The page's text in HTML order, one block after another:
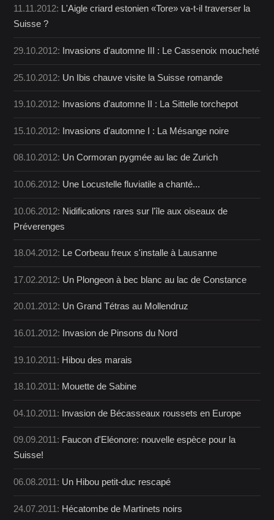
11.11.2012: L'Aigle criard estonien «Tore» va-t-il traverser la
Suisse ?
29.10.2012: Invasions d'automne III : Le Cassenoix moucheté
25.10.2012: Un Ibis chauve visite la Suisse romande
19.10.2012: Invasions d'automne II : La Sittelle torchepot
15.10.2012: Invasions d'automne I : La Mésange noire
08.10.2012: Un Cormoran pygmée au lac de Zurich
10.06.2012: Une Locustelle fluviatile a chanté...
10.06.2012: Nidifications rares sur l'île aux oiseaux de
Préverenges
18.04.2012: Le Corbeau freux s'installe à Lausanne
17.02.2012: Un Plongeon à bec blanc au lac de Constance
20.01.2012: Un Grand Tétras au Mollendruz
16.01.2012: Invasion de Pinsons du Nord
19.10.2011: Hibou des marais
18.10.2011: Mouette de Sabine
04.10.2011: Invasion de Bécasseaux roussets en Europe
09.09.2011: Faucon d'Eléonore: nouvelle espèce pour la
Suisse!
06.08.2011: Un Hibou petit-duc rescapé
24.07.2011: Hécatombe de Martinets noirs